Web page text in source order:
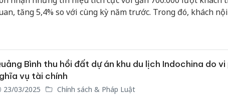
tăng 5,4% so với cùng kỳ năm trước. Trong đó, khách nội
Bình thu hồi đất dự án khu du lịch Indochina do vi
vụ tài chính
23/03/2025 Chính sách & Pháp Luật